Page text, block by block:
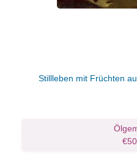
Stillleben mit Früchten